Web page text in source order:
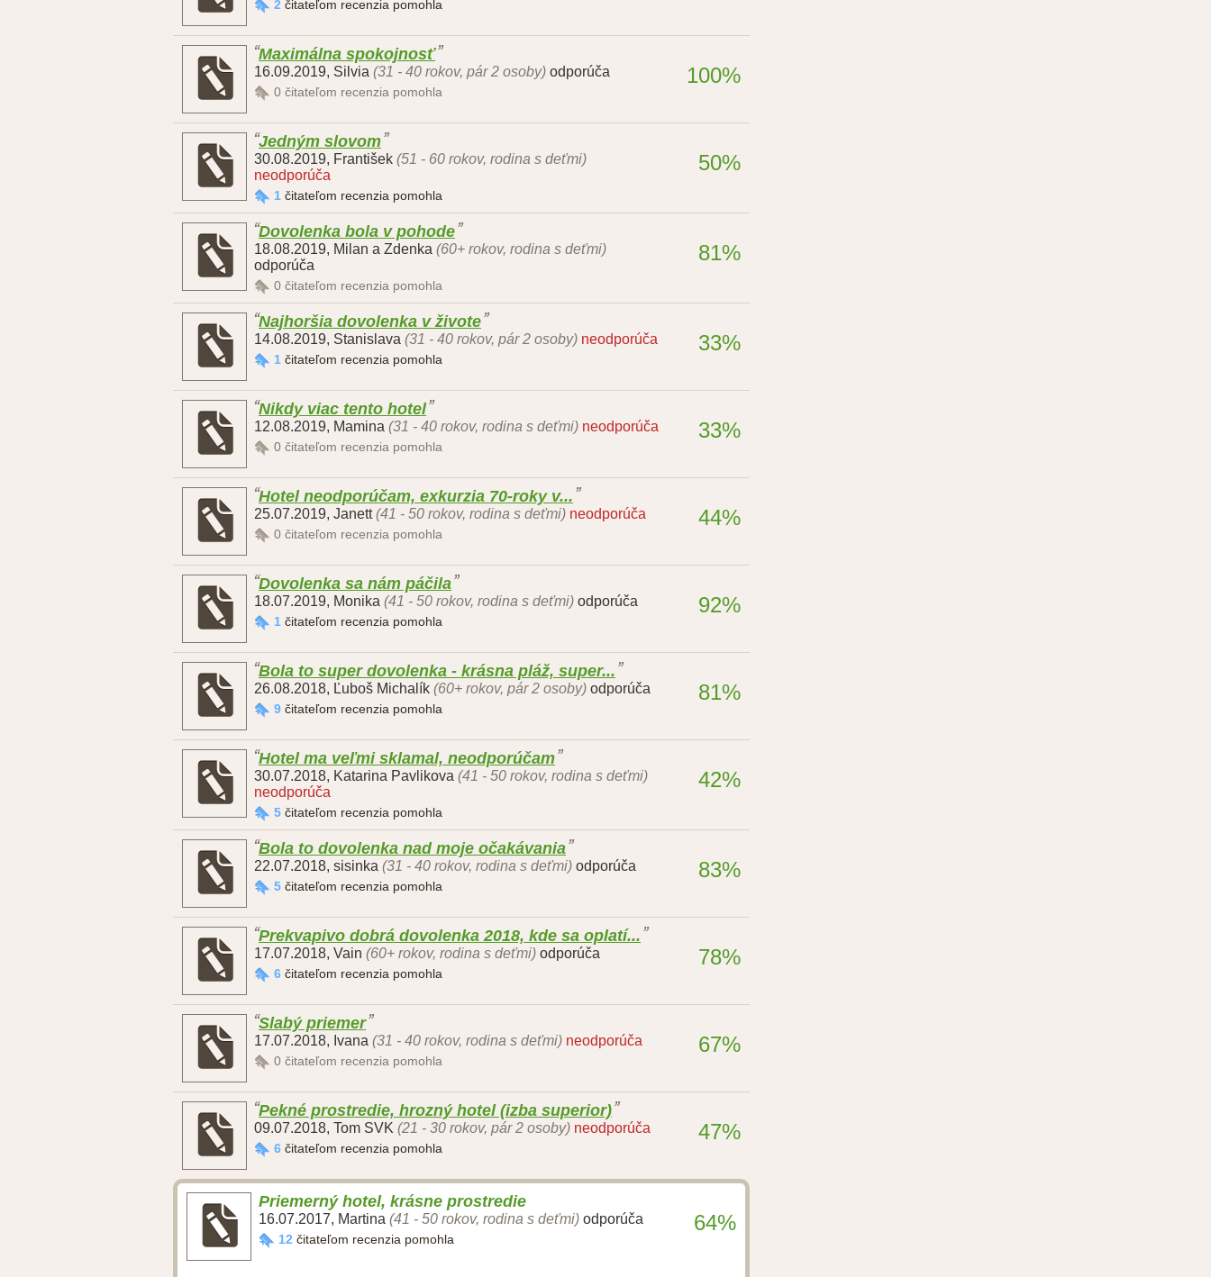
2 čitateľom recenzia pomohla
Maximálna spokojnosť
16.09.2019, Silvia (31 - 40 rokov, pár 2 osoby) odporúča
0 čitateľom recenzia pomohla
100%
Jedným slovom
30.08.2019, František (51 - 60 rokov, rodina s deťmi)
neodporúča
1 čitateľom recenzia pomohla
50%
Dovolenka bola v pohode
18.08.2019, Milan a Zdenka (60+ rokov, rodina s deťmi)
odporúča
0 čitateľom recenzia pomohla
81%
Najhoršia dovolenka v živote
14.08.2019, Stanislava (31 - 40 rokov, pár 2 osoby) neodporúča
1 čitateľom recenzia pomohla
33%
Nikdy viac tento hotel
12.08.2019, Mamina (31 - 40 rokov, rodina s deťmi) neodporúča
0 čitateľom recenzia pomohla
33%
Hotel neodporúčam, exkurzia 70-roky v...
25.07.2019, Janett (41 - 50 rokov, rodina s deťmi) neodporúča
0 čitateľom recenzia pomohla
44%
Dovolenka sa nám páčila
18.07.2019, Monika (41 - 50 rokov, rodina s deťmi) odporúča
1 čitateľom recenzia pomohla
92%
Bola to super dovolenka - krásna pláž, super...
26.08.2018, Ľuboš Michalík (60+ rokov, pár 2 osoby) odporúča
9 čitateľom recenzia pomohla
81%
Hotel ma veľmi sklamal, neodporúčam
30.07.2018, Katarina Pavlikova (41 - 50 rokov, rodina s deťmi)
neodporúča
5 čitateľom recenzia pomohla
42%
Bola to dovolenka nad moje očakávania
22.07.2018, sisinka (31 - 40 rokov, rodina s deťmi) odporúča
5 čitateľom recenzia pomohla
83%
Prekvapivo dobrá dovolenka 2018, kde sa oplatí...
17.07.2018, Vain (60+ rokov, rodina s deťmi) odporúča
6 čitateľom recenzia pomohla
78%
Slabý priemer
17.07.2018, Ivana (31 - 40 rokov, rodina s deťmi) neodporúča
0 čitateľom recenzia pomohla
67%
Pekné prostredie, hrozný hotel (izba superior)
09.07.2018, Tom SVK (21 - 30 rokov, pár 2 osoby) neodporúča
6 čitateľom recenzia pomohla
47%
Priemerný hotel, krásne prostredie
16.07.2017, Martina (41 - 50 rokov, rodina s deťmi) odporúča
12 čitateľom recenzia pomohla
64%